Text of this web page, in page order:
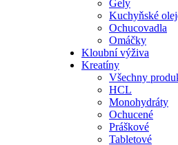
Gely
Kuchyňské
Ochucovadla
Omáčky
Kloubní výživa
Kreatíny
Všechny
HCL
Monohydráty
Ochucené
Práškové
Tabletové